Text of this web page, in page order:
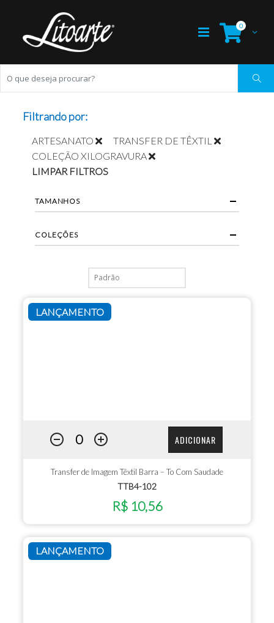
0
LANÇAMENTO
ADICIONAR
Transfer de Imagem Têxtil Barra – To Com Saudade
TTB4-102
R$ 10,56
LANÇAMENTO
Filtrando por:
ARTESANATO
TRANSFER DE TÊXTIL
COLEÇÃO XILOGRAVURA
LIMPAR FILTROS
TAMANHOS
COLEÇÕES